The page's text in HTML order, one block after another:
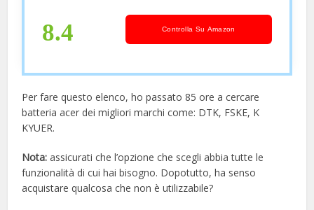
5738PZG 5740 Portatile
8.4 Controlla Su Amazon
Per fare questo elenco, ho passato 85 ore a cercare
batteria acer dei migliori marchi come: DTK, FSKE, K
KYUER.
Nota: assicurati che l’opzione che scegli abbia tutte le
funzionalità di cui hai bisogno. Dopotutto, ha senso
acquistare qualcosa che non è utilizzabile?